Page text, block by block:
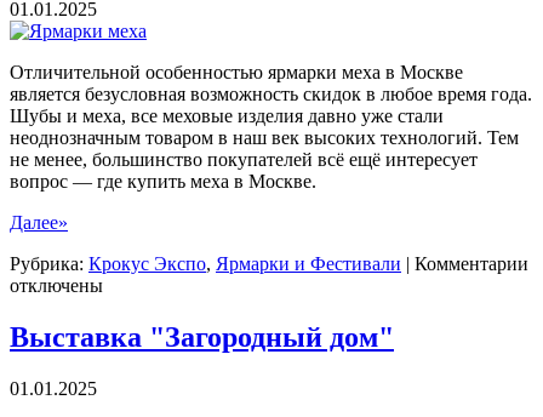
01.01.2025
Отличительной особенностью ярмарки меха в Москве
является безусловная возможность скидок в любое время года.
Шубы и меха, все меховые изделия давно уже стали
неоднозначным товаром в наш век высоких технологий. Тем
не менее, большинство покупателей всё ещё интересует
вопрос — где купить меха в Москве.
Далее»
Рубрика: Крокус Экспо, Ярмарки и Фестивали | Комментарии
отключены
Выставка "Загородный дом"
01.01.2025